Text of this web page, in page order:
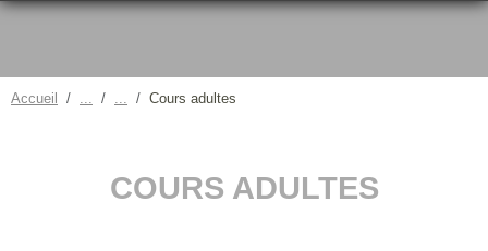
Accueil Cours adultes
COURS ADULTES